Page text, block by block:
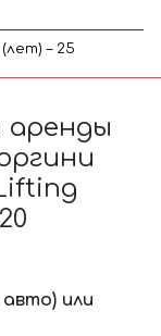
– 25
или